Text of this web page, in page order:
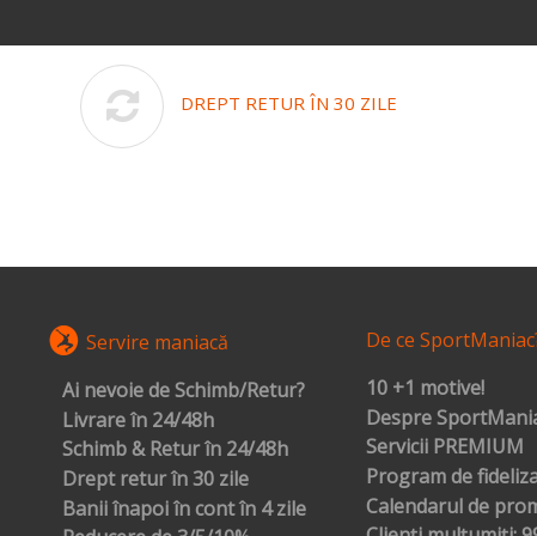
DREPT RETUR ÎN 30 ZILE
Servire maniacă
Ai nevoie de Schimb/Retur?
Livrare în 24/48h
Schimb & Retur în 24/48h
Drept retur în 30 zile
Banii înapoi în cont în 4 zile
De ce
10 +1 motive!
Despre
Servicii PREMIUM
Program de
Calendarul de